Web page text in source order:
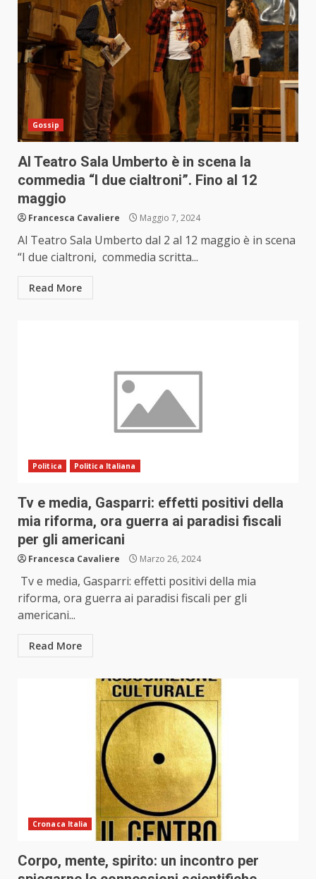
Gossip
Al Teatro Sala Umberto è in scena la
commedia “I due cialtroni”. Fino al 12
maggio
Francesca Cavaliere Maggio 7, 2024
Al Teatro Sala Umberto dal 2 al 12 maggio è in scena
“I due cialtroni, commedia scritta...
Read More
Politica Politica Italiana
Tv e media, Gasparri: effetti positivi della
mia riforma, ora guerra ai paradisi fiscali
per gli americani
Francesca Cavaliere Marzo 26, 2024
Tv e media, Gasparri: effetti positivi della mia
riforma, ora guerra ai paradisi fiscali per gli
americani...
Read More
Cronaca Italia
Corpo, mente, spirito: un incontro per